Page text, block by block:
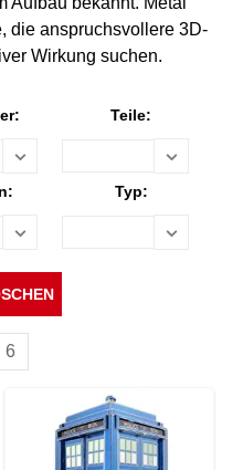
die anspruchsvollere 3D-
Wirkung suchen.
Teile:
Typ:
6